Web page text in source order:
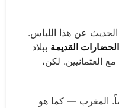
عن هذا اللباس.
القديمة ببلاد
العثمانيين. لكن،
المغرب — كما هو